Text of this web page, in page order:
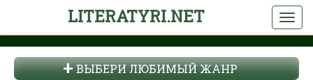
LITERATYRI.NET
ВЫБЕРИ ЛЮБИМЫЙ ЖАНР